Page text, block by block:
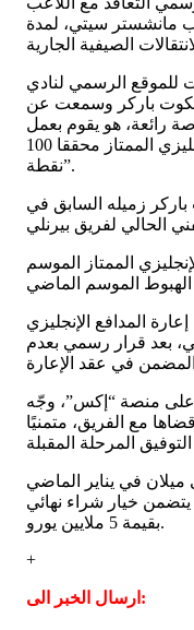
مانشستر سيتي، لمدة
للموقع الرسمي لنادي
سكوت باركر وسمعت عن
رائعة، هو يقوم بعمل
رائع وقد قاد النادي للدوري الإنجليزي الممتاز محققا 100
نقطة”.
زميله السابق في
الممتاز الموسم
المدافع الإنجليزي
بعد قرار رسمي بعدم
على منصة “إكس”، وجّه
مع الفريق، متمنيًا
إلى ميلان في يناير الماضي
خيار شراء نهائي
بقيمة 5 ملايين يورو.
+
ارسال الخبر الى: